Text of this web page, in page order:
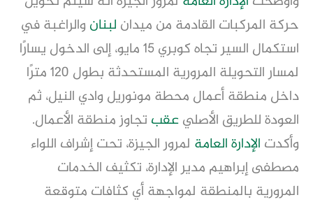
حركة المركبات القادمة من ميدان لبنان والراغبة في
استكمال السير تجاه كوبري 15 مايو، إلى الدخول يسارًا
لمسار التحويلة المرورية المستحدثة بطول 120 مترًا
داخل منطقة أعمال محطة مونوريل وادي النيل، ثم
العودة للطريق الأصليعقب تجاوز منطقة الأعمال.
وأكدت الإدارة العامة لمرور الجيزة، تحت إشراف اللواء
مصطفى إبراهيم مدير الإدارة، تكثيف الخدمات
المرورية بالمنطقة لمواجهة أي كثافات متوقعة